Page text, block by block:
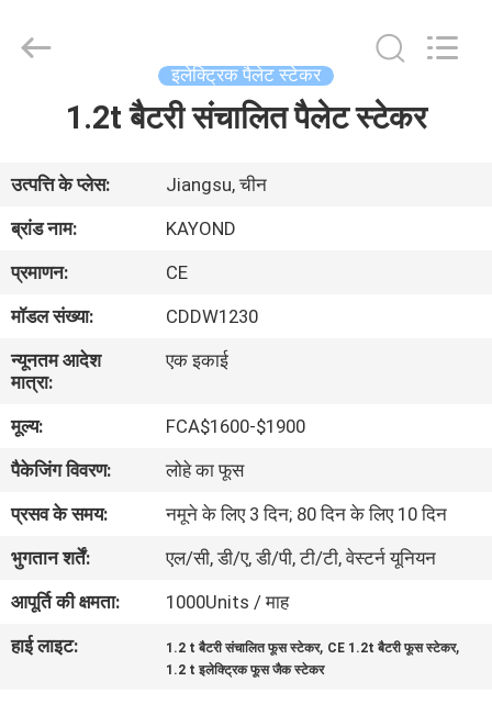
उत्पादों
वीडियो
हमारे
बारे
कारखाना
भ्रमण
गुणवत्ता
नियंत्रण
Machinery
Co.,Ltd.
इलेक्ट्रिक पैलेट स्टेकर
1.2t बैटरी संचालित पैलेट स्टेकर
उत्पत्ति के प्लेस:
Jiangsu, चीन
ब्रांड नाम:
KAYOND
प्रमाणन:
CE
मॉडल संख्या:
CDDW1230
न्यूनतम आदेश
मात्रा:
एक इकाई
मूल्य:
FCA$1600-$1900
पैकेजिंग विवरण:
लोहे का फूस
प्रसव के समय:
नमूने के लिए 3 दिन; 80 दिन के लिए 10 दिन
भुगतान शर्तें:
एल/सी, डी/ए, डी/पी, टी/टी, वेस्टर्न यूनियन
आपूर्ति की क्षमता:
1000Units / माह
हाई लाइट:
1.2 t बैटरी संचालित फूस स्टेकर, CE 1.2t बैटरी फूस स्टेकर,
1.2 t इलेक्ट्रिक फूस जैक स्टेकर